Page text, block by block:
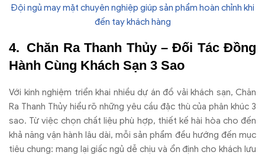
Đội ngủ may mặt chuyên nghiệp giúp sản phẩm hoàn chỉnh khi
đến tay khách hàng
Chăn Ra Thanh Thủy – Đối Tác Đồng
Hành Cùng Khách Sạn 3 Sao
Với kinh nghiệm triển khai nhiều dự án đồ vải khách sạn, Chăn
Ra Thanh Thủy hiểu rõ những yêu cầu đặc thù của phân khúc 3
sao. Từ việc chọn chất liệu phù hợp, thiết kế hài hòa cho đến
khả năng vận hành lâu dài, mỗi sản phẩm đều hướng đến mục
tiêu chung: mang lại giấc ngủ dễ chịu và ổn định cho khách lưu